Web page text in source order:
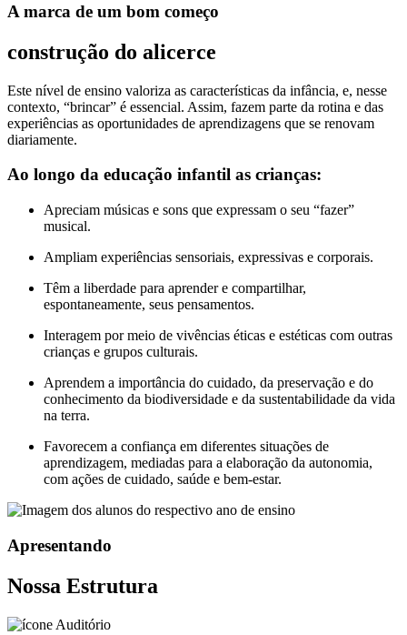
A marca de um bom começo
construção do alicerce
Este nível de ensino valoriza as características da infância, e, nesse
contexto, “brincar” é essencial. Assim, fazem parte da rotina e das
experiências as oportunidades de aprendizagens que se renovam
diariamente.
Ao longo da educação infantil as crianças:
Apreciam músicas e sons que expressam o seu “fazer”
musical.
Ampliam experiências sensoriais, expressivas e corporais.
Têm a liberdade para aprender e compartilhar,
espontaneamente, seus pensamentos.
Interagem por meio de vivências éticas e estéticas com outras
crianças e grupos culturais.
Aprendem a importância do cuidado, da preservação e do
conhecimento da biodiversidade e da sustentabilidade da vida
na terra.
Favorecem a confiança em diferentes situações de
aprendizagem, mediadas para a elaboração da autonomia,
com ações de cuidado, saúde e bem-estar.
Apresentando
Nossa Estrutura